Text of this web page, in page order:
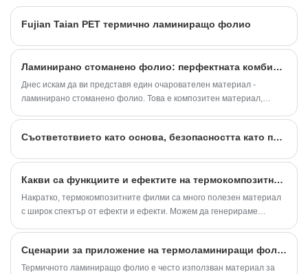
субстрати, като им придава функционални слоеве
като антикорозионни и износоустойчиви и служи
декорация. Ако имате нужда от помощ, моля, не се
колебайте да попитате.
Fujian Taian PET термично ламиниращо фолио
Ламинирано стоманено фолио: перфектната комбинация от иновативна технология и материали
Днес искам да ви представя един очарователен материал -
ламинирано стоманено фолио. Това е композитен материал,
Съответствието като основа, безопасността като приоритет - фолио за топлинно запечатване, отпечатано по поръчка за храна
Какви са функциите и ефектите на термокомпозитните филми?
Накратко, термокомпозитните филми са много полезен материал
с широк спектър от ефекти и ефекти. Можем да генерираме
непрекъснатото развитие на технологиите, прилагането на
термокомпозитни фолиа също ще става все по-широко
Сценарии за приложение на термоламиниращи фолиа
Термичното ламиниращо фолио е често използван материал за